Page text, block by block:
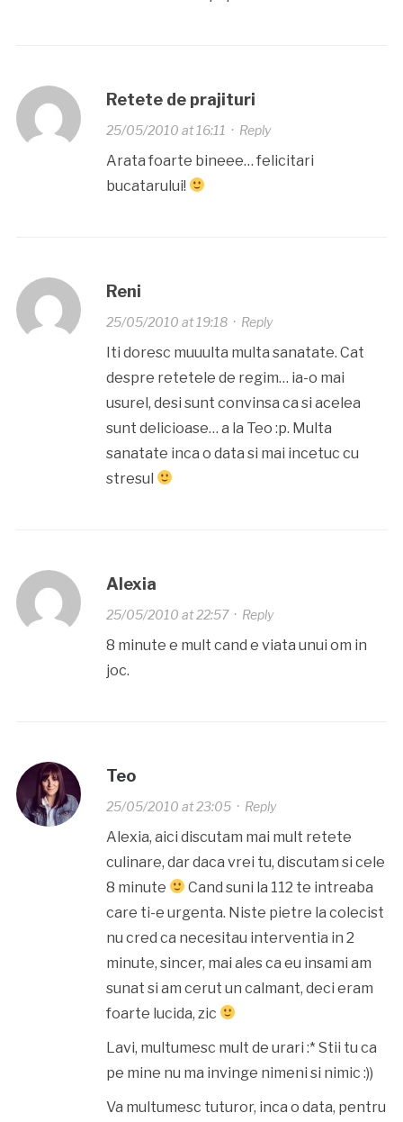
Retete de prajituri
25/05/2010 at 16:11 · Reply
Arata foarte bineee… felicitari
bucatarului!
Reni
25/05/2010 at 19:18· Reply
Iti doresc muuulta multa sanatate. Cat
despre retetele de regim… ia-o mai
usurel, desi sunt convinsa ca si acelea
sunt delicioase… a la Teo :p. Multa
sanatate inca o data si mai incetuc cu
stresul
Alexia
25/05/2010 at 22:57· Reply
8 minute e mult cand e viata unui om in
joc.
Teo
25/05/2010 at 23:05· Reply
Alexia, aici discutam mai mult retete
culinare, dar daca vrei tu, discutam si cele
8 minute
Cand suni la 112 te intreaba
care ti-e urgenta. Niste pietre la colecist
nu cred ca necesitau interventia in 2
minute, sincer, mai ales ca eu insami am
sunat si am cerut un calmant, deci eram
foarte lucida, zic
Lavi, multumesc mult de urari :* Stii tu ca
pe mine nu ma invinge nimeni si nimic :))
Va multumesc tuturor, inca o data, pentru